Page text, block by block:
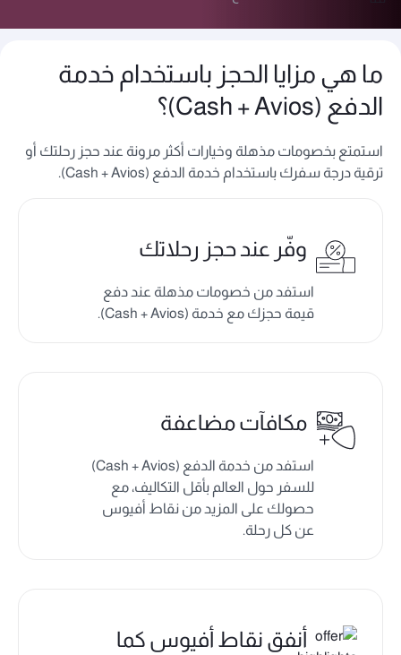
ما هي مزايا الحجز باستخدام خدمة
الدفع (Cash + Avios)؟
استمتع بخصومات مذهلة وخيارات أكثر مرونة عند حجز رحلتك أو
ترقية درجة سفرك باستخدام خدمة الدفع (Cash + Avios).
وفّر عند حجز رحلاتك
استفد من خصومات مذهلة عند دفع
قيمة حجزك مع خدمة (Cash + Avios).
مكافآت مضاعفة
استفد من خدمة الدفع (Cash + Avios)
للسفر حول العالم بأقل التكاليف، مع
حصولك على المزيد من نقاط أفيوس
عن كل رحلة.
أنفق نقاط أفيوس كما